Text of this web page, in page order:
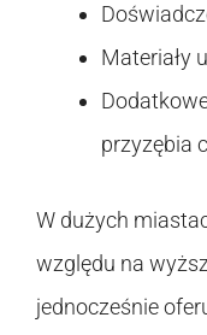
Materiały
przyzębia
W dużych
względu na
jednocześnie